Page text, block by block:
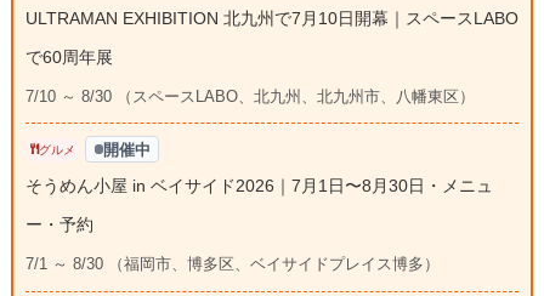
ULTRAMAN EXHIBITION 北九州で7月10日開幕｜スペースLABO
で60周年展
7/10 ～ 8/30 （スペースLABO、北九州、北九州市、八幡東区）
グルメ 開催中
そうめん小屋 in ベイサイド2026｜7月1日〜8月30日・メニュ
ー・予約
7/1 ～ 8/30 （福岡市、博多区、ベイサイドプレイス博多）